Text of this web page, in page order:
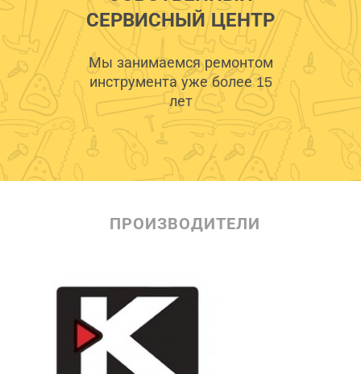
СЕРВИСНЫЙ ЦЕНТР
Мы занимаемся ремонтом
инструмента уже более 15
лет
ПРОИЗВОДИТЕЛИ